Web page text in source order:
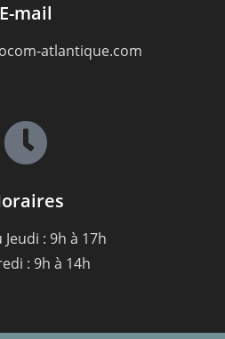
E-mail
atlantique.com
: 9h à 17h
: 9h à 14h